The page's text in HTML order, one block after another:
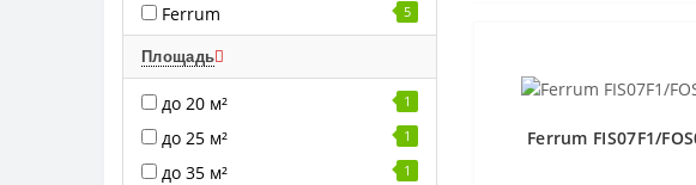
Ferrum 5
Площадь
до 20 м² 1
до 25 м² 1
до 35 м² 1
Ferrum FIS07F1/